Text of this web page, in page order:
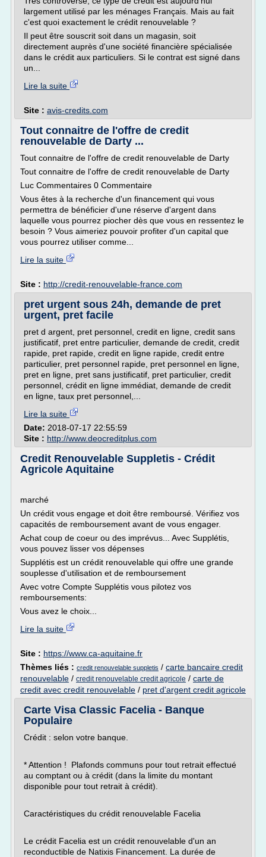
largement utilisé par les ménages Français. Mais au fait
c'est quoi exactement le crédit renouvelable ?
Il peut être souscrit soit dans un magasin, soit
directement auprès d'une société financière spécialisée
dans le crédit aux particuliers. Si le contrat est signé dans
un...
Lire la suite
Site : avis-credits.com
Tout connaitre de l'offre de credit
renouvelable de Darty ...
Tout connaitre de l'offre de credit renouvelable de Darty
Tout connaitre de l'offre de credit renouvelable de Darty
Luc Commentaires 0 Commentaire
Vous êtes à la recherche d'un financement qui vous
permettra de bénéficier d'une réserve d'argent dans
laquelle vous pourrez piocher dès que vous en ressentez le
besoin ? Vous aimeriez pouvoir profiter d'un capital que
vous pourrez utiliser comme...
Lire la suite
Site : http://credit-renouvelable-france.com
pret urgent sous 24h, demande de pret
urgent, pret facile
pret d argent, pret personnel, credit en ligne, credit sans
justificatif, pret entre particulier, demande de credit, credit
rapide, pret rapide, credit en ligne rapide, credit entre
particulier, pret personnel rapide, pret personnel en ligne,
pret en ligne, pret sans justificatif, pret particulier, credit
personnel, crédit en ligne immédiat, demande de credit
en ligne, taux pret personnel,...
Lire la suite
Date: 2018-07-17 22:55:59
Site : http://www.deocreditplus.com
Credit Renouvelable Suppletis - Crédit
Agricole Aquitaine
marché
Un crédit vous engage et doit être remboursé. Vérifiez vos
capacités de remboursement avant de vous engager.
Achat coup de coeur ou des imprévus... Avec Supplétis,
vous pouvez lisser vos dépenses
Supplétis est un crédit renouvelable qui offre une grande
souplesse d'utilisation et de remboursement
Avec votre Compte Supplétis vous pilotez vos
remboursements:
Vous avez le choix...
Lire la suite
Site : https://www.ca-aquitaine.fr
Thèmes liés : credit renouvelable suppletis / carte bancaire credit
renouvelable / credit renouvelable credit agricole / carte de
credit avec credit renouvelable / pret d'argent credit agricole
Carte Visa Classic Facelia - Banque
Populaire
Crédit : selon votre banque.
* Attention ! Plafonds communs pour tout retrait effectué
au comptant ou à crédit (dans la limite du montant
disponible pour tout retrait à crédit).
Caractéristiques du crédit renouvelable Facelia
Le crédit Facelia est un crédit renouvelable d'un an
reconductible de Natixis Financement. La durée de